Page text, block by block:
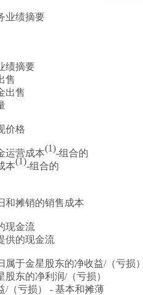
业绩摘要
绩摘要
售
出售
价格
运营成本(1)-组合的
本(1)-组合的
和摊销的销售成本
现金流
供的现金流
属于金星股东的净收益/（亏损）
股东的净利润/（亏损）
/（亏损） - 基本和摊薄